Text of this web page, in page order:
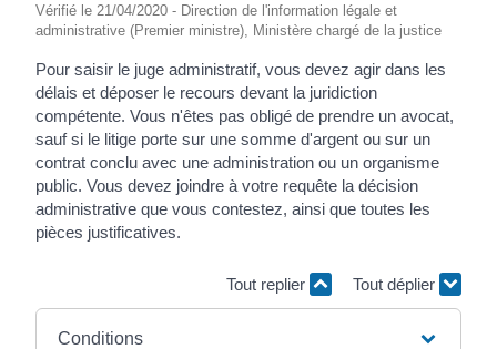
Vérifié le 21/04/2020 - Direction de l'information légale et
administrative (Premier ministre), Ministère chargé de la justice
Pour saisir le juge administratif, vous devez agir dans les
délais et déposer le recours devant la juridiction
compétente. Vous n'êtes pas obligé de prendre un avocat,
sauf si le litige porte sur une somme d'argent ou sur un
contrat conclu avec une administration ou un organisme
public. Vous devez joindre à votre requête la décision
administrative que vous contestez, ainsi que toutes les
pièces justificatives.
Tout replier Tout déplier
Conditions